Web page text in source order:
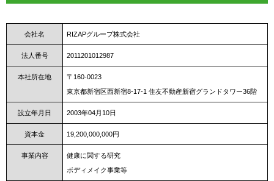
会社名 RIZAPグループ株式会社
法人番号 2011201012987
本社所在地
〒160-0023
東京都新宿区西新宿8-17-1 住友不動産新宿グランドタワー36階
設立年月日 2003年04月10日
資本金 19,200,000,000円
事業内容
健康に関する研究
ボディメイク事業等